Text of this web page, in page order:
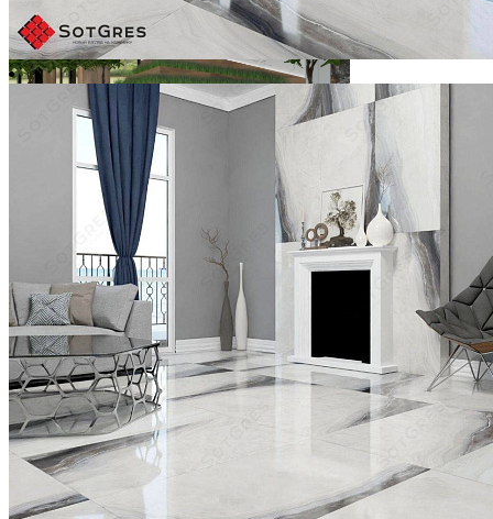
WHITE /120х60/ глянцевый белый керамический гранит
Ширина, мм: 600
Длина, мм: 1200
Толщина, мм:
9
2 250 ₽/м2
2 400 ₽/м2
Купить
В избранное В избранном
Сравнить